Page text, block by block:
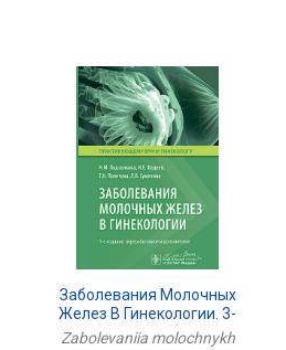
Заболевания Молочных
Желез В Гинекологии. 3-
Е Изд., Перераб. И Доп
Zabolevaniia molochnykh